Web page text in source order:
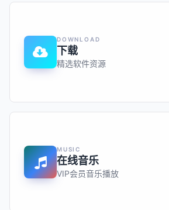
DOWNLOAD
下载
精选软件资源
MUSIC
在线音乐
VIP会员音乐播放